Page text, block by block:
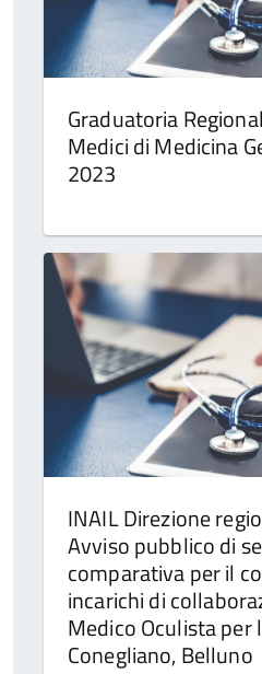
Graduatoria
Medici di Medicina
2023
INAIL Direzione
Avviso pubblico di
comparativa per il
incarichi di
Medico Oculista per
Conegliano, Belluno